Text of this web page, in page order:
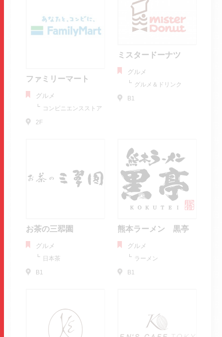
ファミリーマート
グルメ
コンビニエンスストア
2F
ミスタードーナツ
グルメ
グルメ＆ドリンク
B1
お茶の三翆園
グルメ
日本茶
B1
熊本ラーメン 黒亭
グルメ
ラーメン
B1